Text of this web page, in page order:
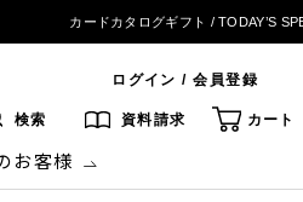
カードカタログギフト / TODAY’S
ログイン / 会員登録
検索 資料請求 カート
お客様